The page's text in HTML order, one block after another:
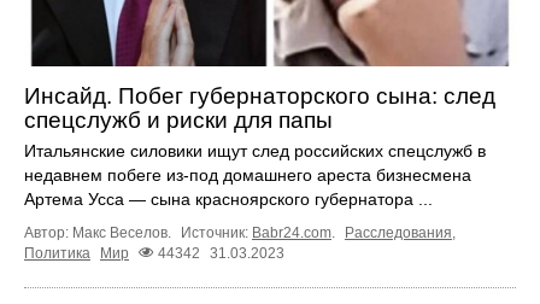
Инсайд. Побег губернаторского сына: след
спецслужб и риски для папы
Итальянские силовики ищут след российских спецслужб в
недавнем побеге из-под домашнего ареста бизнесмена
Артема Усса — сына красноярского губернатора ...
Автор: Макс Веселов. Источник: Babr24.com. Расследования,
Политика
Мир 44342 31.03.2023